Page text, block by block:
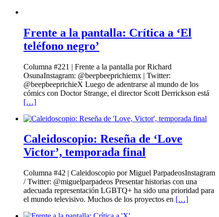
Frente a la pantalla: Crítica a ‘El
teléfono negro’
Columna #221 | Frente a la pantalla por Richard
OsunaInstagram: @beepbeeprichiemx | Twitter:
@beepbeeprichieX Luego de adentrarse al mundo de los
cómics con Doctor Strange, el director Scott Derrickson está
[…]
Caleidoscopio: Reseña de ‘Love
Victor’, temporada final
Columna #42 | Caleidoscopio por Miguel ParpadeosInstagram
/ Twitter: @miguelparpadeos Presentar historias con una
adecuada representación LGBTQ+ ha sido una prioridad para
el mundo televisivo. Muchos de los proyectos en […]